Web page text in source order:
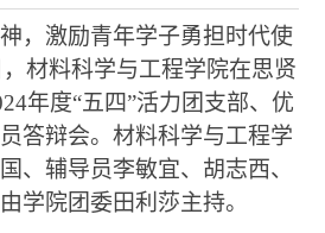
，激励青年学子勇担时代使
材料科学与工程学院在思贤
年度“五四”活力团支部、优
答辩会。材料科学与工程学
、辅导员李敏宜、胡志西、
学院团委田利莎主持。